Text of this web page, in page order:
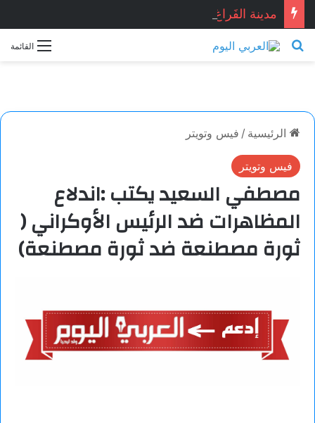
مدينة الفَراغ.. بقلم: ناي عمّار
القائمة بحث عن
الرئيسية / فيس وتويتر
فيس وتويتر
مصطفي السعيد يكتب :اندلاع
المظاهرات ضد الرئيس الأوكراني (
ثورة مصطنعة ضد ثورة مصطنعة)